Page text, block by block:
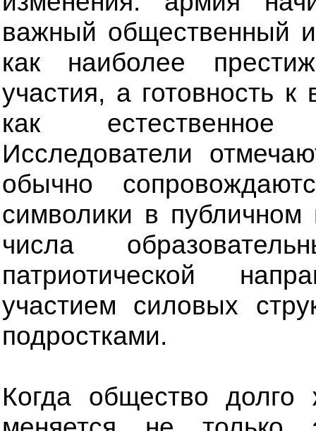
важный общественный
как наиболее
участия, а готовность
как
Исследователи
обычно
символики в публичном
числа
патриотической
участием силовых
подростками.
Когда общество